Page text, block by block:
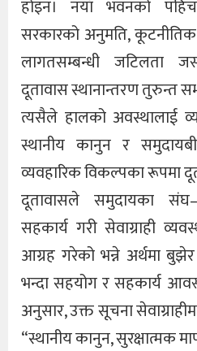
होइन। नयाँ भवनको
सरकारको अनुमति, कूटनीतिक
लागतसम्बन्धी जटिलता
दूतावास स्थानान्तरण तुरुन्त
त्यसैले हालको अवस्थालाई
स्थानीय कानुन र
व्यवहारिक विकल्पका रूपमा
दूतावासले समुदायका
सहकार्य गरी सेवाग्राही
आग्रह गरेको भन्ने अर्थमा
भन्दा सहयोग र सहकार्य
अनुसार, उक्त सूचना
“स्थानीय कानुन, सुरक्षात्मक